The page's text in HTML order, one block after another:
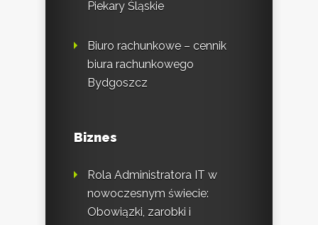
Piekary Śląskie
Biuro rachunkowe – cennik
biura rachunkowego
Bydgoszcz
Biznes
Rola Administratora IT w
nowoczesnym świecie:
Obowiązki, zarobki i